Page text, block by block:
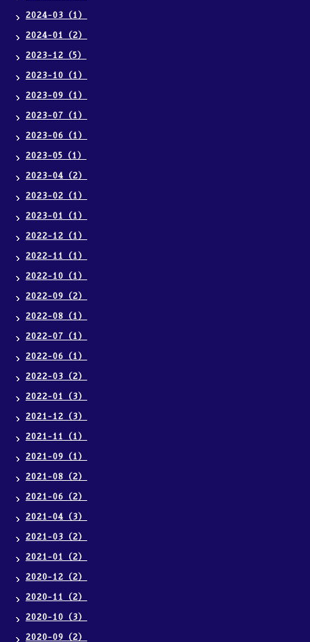
2024-03（1）
2024-01（2）
2023-12（5）
2023-10（1）
2023-09（1）
2023-07（1）
2023-06（1）
2023-05（1）
2023-04（2）
2023-02（1）
2023-01（1）
2022-12（1）
2022-11（1）
2022-10（1）
2022-09（2）
2022-08（1）
2022-07（1）
2022-06（1）
2022-03（2）
2022-01（3）
2021-12（3）
2021-11（1）
2021-09（1）
2021-08（2）
2021-06（2）
2021-04（3）
2021-03（2）
2021-01（2）
2020-12（2）
2020-11（2）
2020-10（3）
2020-09（2）